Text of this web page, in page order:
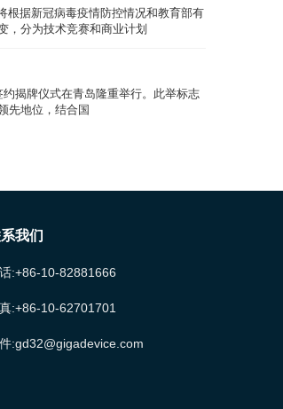
部副部长殷跃峰，电子与信息
持。
根据新冠病毒疫情防控情况和教育部有
，分为技术竞赛和商业计划
先地位，结合国
我们
:+86-10-82881666
:+86-10-62701701
:gd32@gigadevice.com